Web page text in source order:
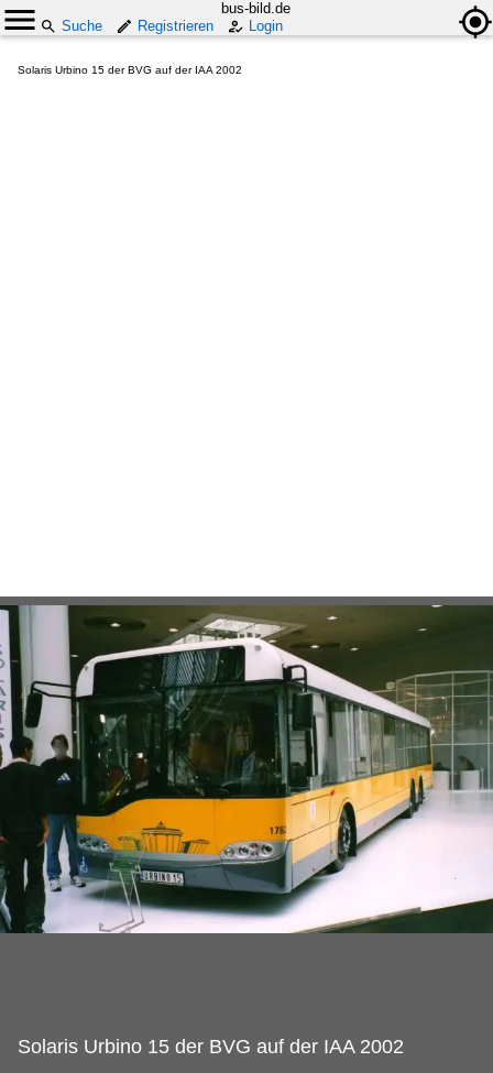
bus-bild.de
Suche
Registrieren Login
Solaris Urbino 15 der BVG auf der IAA 2002
Solaris Urbino 15 der BVG auf der IAA 2002